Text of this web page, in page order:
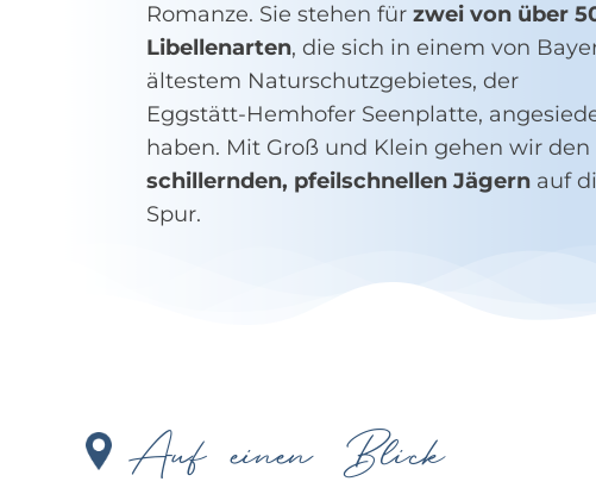
Romanze. Sie stehen für zwei von über
Libellenarten, die sich in einem von
ältestem Naturschutzgebietes, der
Eggstätt-Hemhofer Seenplatte,
haben. Mit Groß und Klein gehen wir den
schillernden, pfeilschnellen Jägernauf
Spur.
Auf einen Blick